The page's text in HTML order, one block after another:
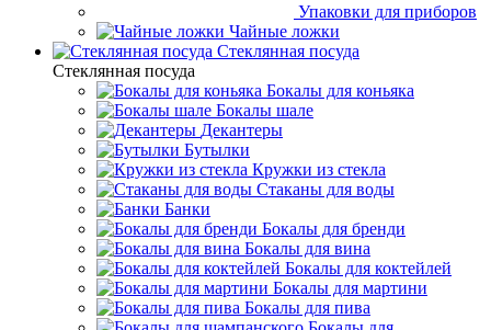
Упаковки для приборов
Чайные ложки
Стеклянная посуда
Стеклянная посуда
Бокалы для коньяка
Бокалы шале
Декантеры
Бутылки
Кружки из стекла
Стаканы для воды
Банки
Бокалы для бренди
Бокалы для вина
Бокалы для коктейлей
Бокалы для мартини
Бокалы для пива